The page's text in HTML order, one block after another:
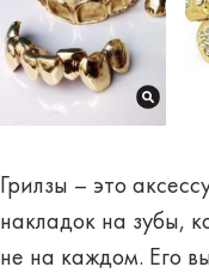
Грилзы – это
накладок на зубы,
не на каждом. Его